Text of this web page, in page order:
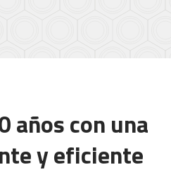
años con una
y eficiente